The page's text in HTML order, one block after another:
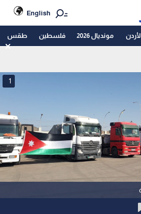
English
مونديال 2026 فلسطين طقس
1